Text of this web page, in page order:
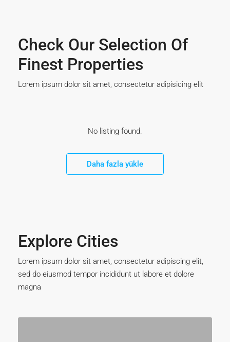
Check Our Selection Of
Finest Properties
Lorem ipsum dolor sit amet, consectetur adipisicing elit
No listing found.
Daha fazla yükle
Explore Cities
Lorem ipsum dolor sit amet, consectetur adipiscing elit,
sed do eiusmod tempor incididunt ut labore et dolore
magna